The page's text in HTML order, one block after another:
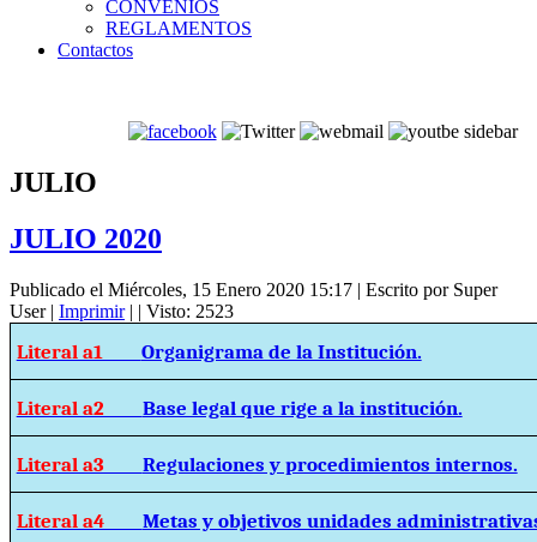
CONVENIOS
REGLAMENTOS
Contactos
JULIO
JULIO 2020
Publicado el Miércoles, 15 Enero 2020 15:17 | Escrito por Super
User| Imprimir| | Visto: 2523
Literal a1 Organigrama de la Institución.
Literal a2 Base legal que rige a la institución.
Literal a3 Regulaciones y procedimientos internos.
Literal a4 Metas y objetivos unidades